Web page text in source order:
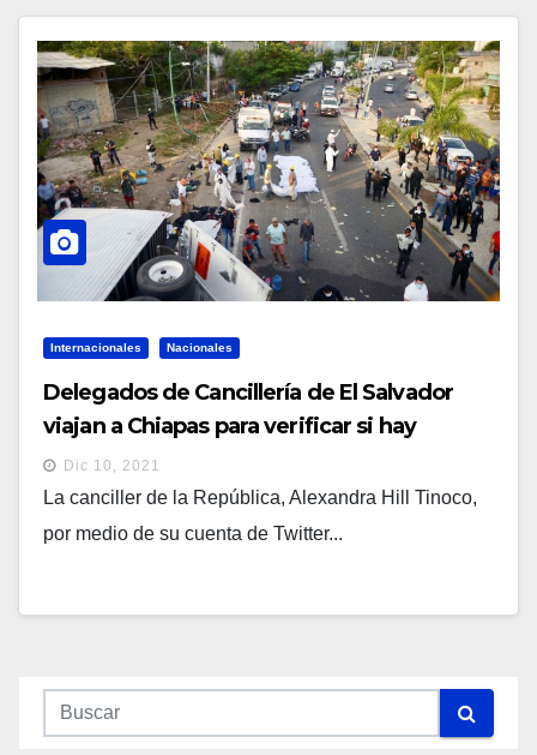
Internacionales Nacionales
Delegados de Cancillería de El Salvador
viajan a Chiapas para verificar si hay
connacionales entre las víctimas
Dic 10, 2021
La canciller de la República, Alexandra Hill Tinoco,
por medio de su cuenta de Twitter...